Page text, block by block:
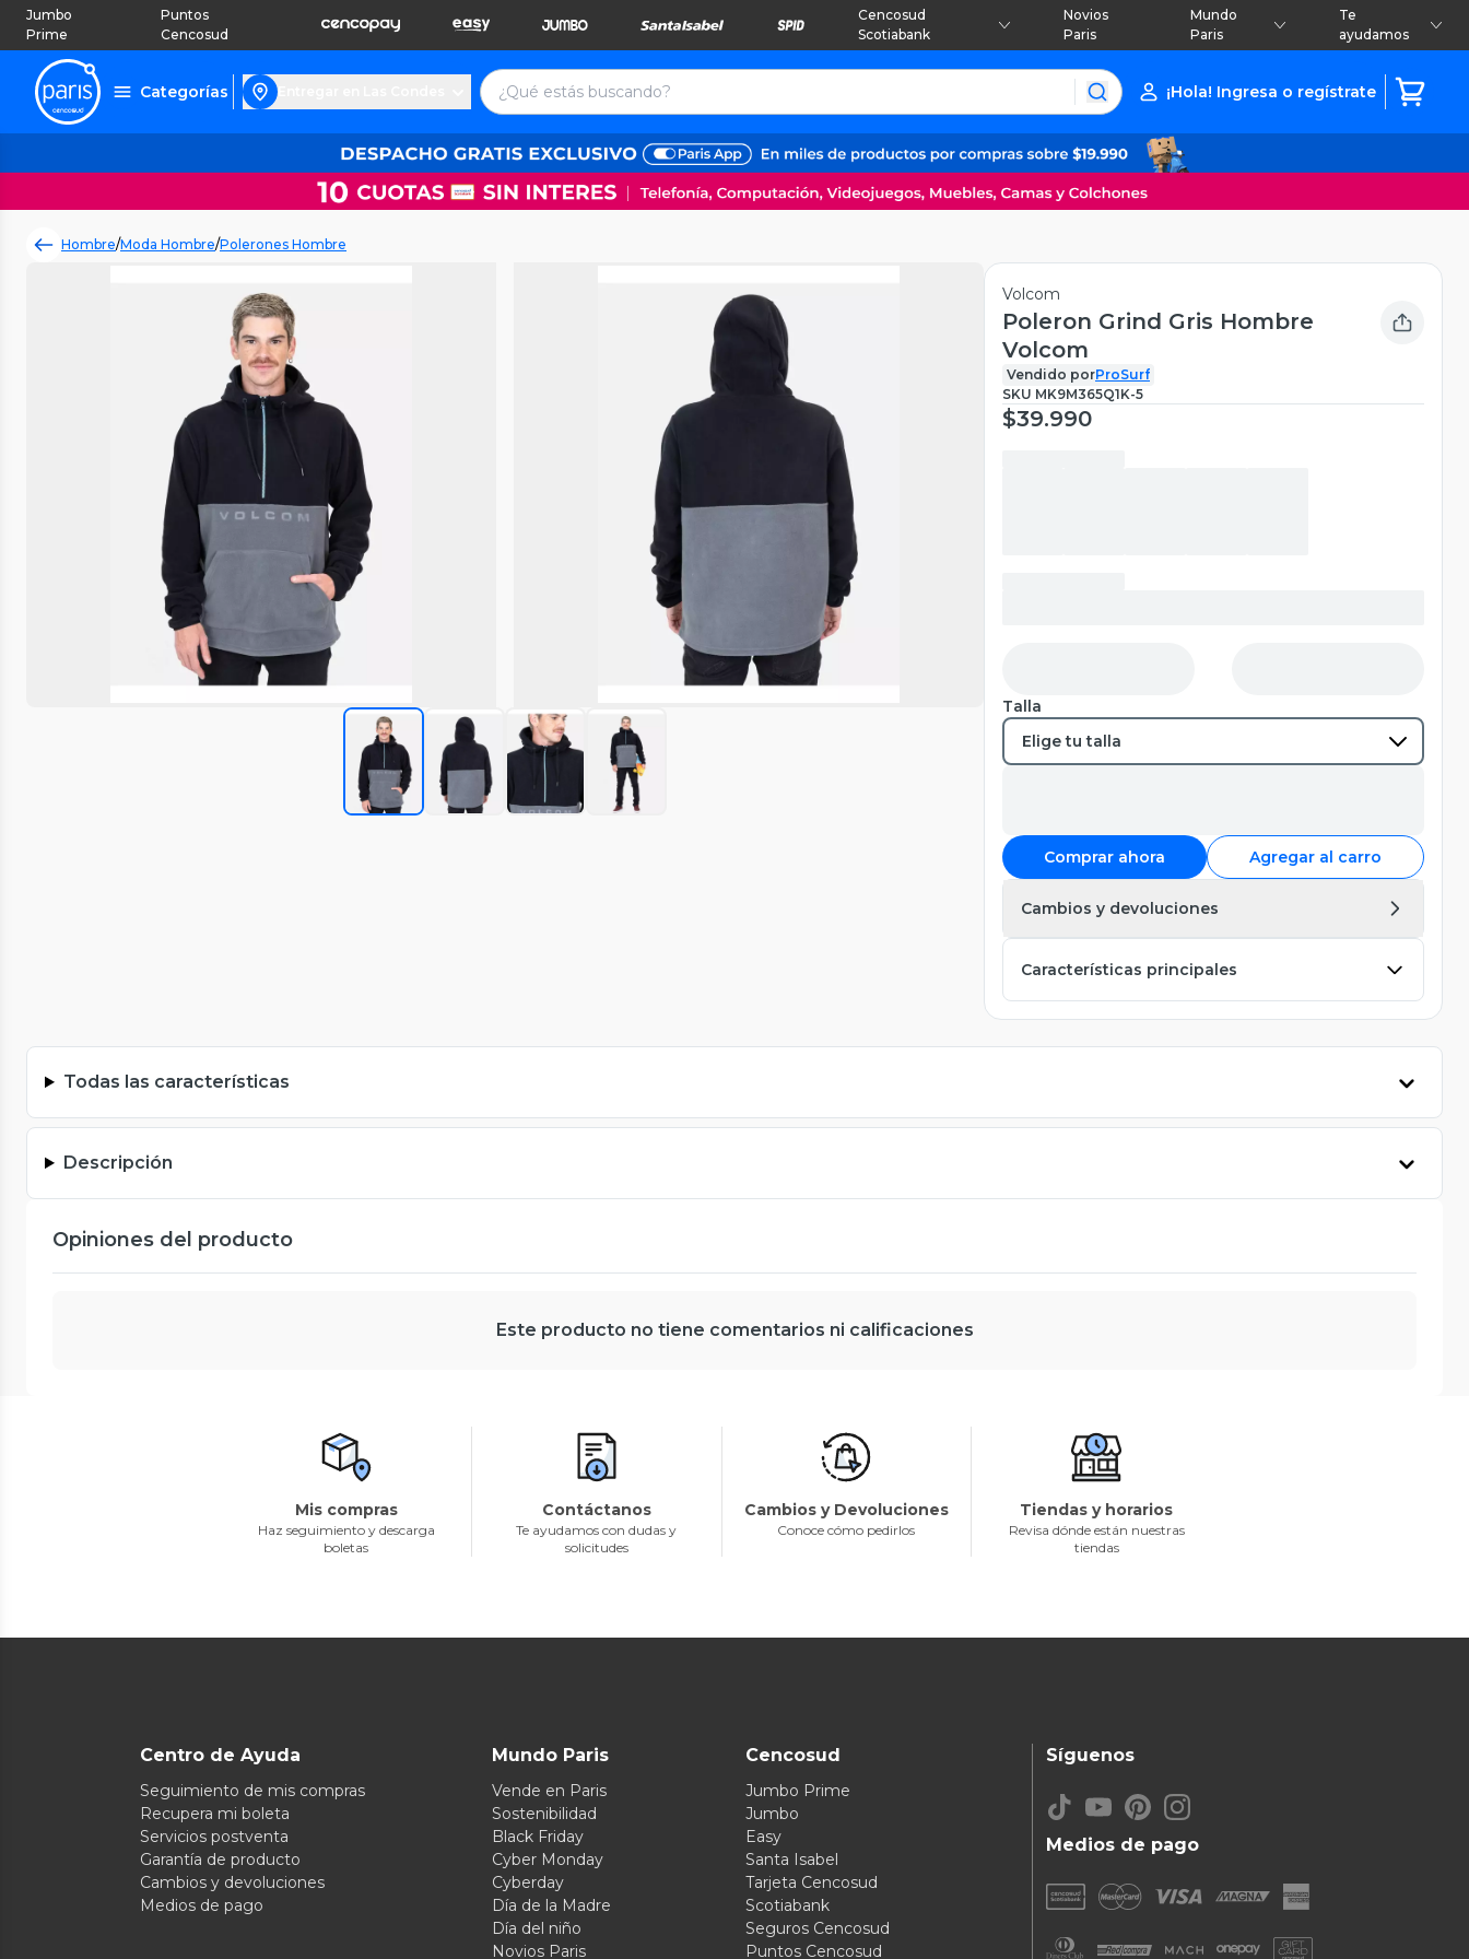
Jumbo
Prime
Puntos
Cencosud
Cencosud
Scotiabank
Novios
Paris
Mundo
Paris
Te
ayudamos
Categorías ¡Hola! Ingresa o regístrate
Hombre/Moda Hombre/Polerones Hombre
Volcom
Poleron Grind Gris Hombre
Volcom
Vendido porProSurf
SKU MK9M365Q1K-5
$39.990
Talla
Comprar ahora Agregar al carro
Cambios y devoluciones
Características principales
Todas las características
Descripción
Opiniones del producto
Este producto no tiene comentarios ni calificaciones
Mis compras
Haz seguimiento y descarga
boletas
Contáctanos
Te ayudamos con dudas y
solicitudes
Cambios y Devoluciones
Conoce cómo pedirlos
Tiendas y horarios
Revisa dónde están nuestras
tiendas
Centro de Ayuda
Seguimiento de mis compras
Recupera mi boleta
Servicios postventa
Garantía de producto
Cambios y devoluciones
Medios de pago
Mundo Paris
Vende en Paris
Sostenibilidad
Black Friday
Cyber Monday
Cyberday
Día de la Madre
Día del niño
Novios Paris
Cencosud
Jumbo Prime
Jumbo
Easy
Santa Isabel
Tarjeta Cencosud
Scotiabank
Seguros Cencosud
Puntos Cencosud
Medios de pago
Síguenos